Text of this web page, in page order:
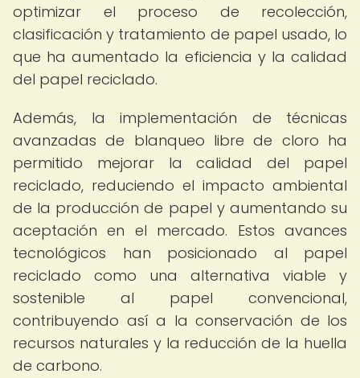
optimizar el proceso de recolección,
clasificación y tratamiento de papel usado, lo
que ha aumentado la eficiencia y la calidad
del papel reciclado.
Además, la implementación de técnicas
avanzadas de blanqueo libre de cloro ha
permitido mejorar la calidad del papel
reciclado, reduciendo el impacto ambiental
de la producción de papel y aumentando su
aceptación en el mercado. Estos avances
tecnológicos han posicionado al papel
reciclado como una alternativa viable y
sostenible al papel convencional,
contribuyendo así a la conservación de los
recursos naturales y la reducción de la huella
de carbono.